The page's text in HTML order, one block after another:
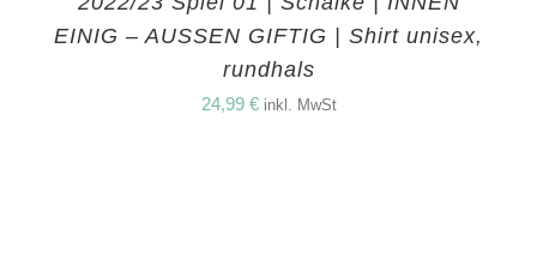
EINIG – AUSSEN GIFTIG | Shirt unisex,
rundhals
24,99 € inkl. MwSt